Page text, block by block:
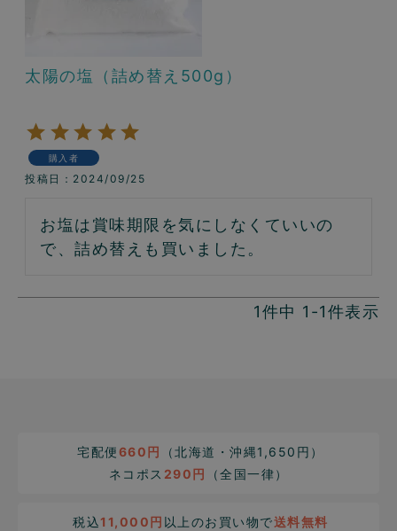
太陽の塩（詰め替え500g）
購入者
投稿日 2024/09/25
お塩は賞味期限を気にしなくていいの
で、詰め替えも買いました。
1件中 1 -1件表示
宅配便660円
（北海道・沖縄1,650円）
ネコポス 290円 （全国一律）
税込11,000円 以上のお買い物で送料無料